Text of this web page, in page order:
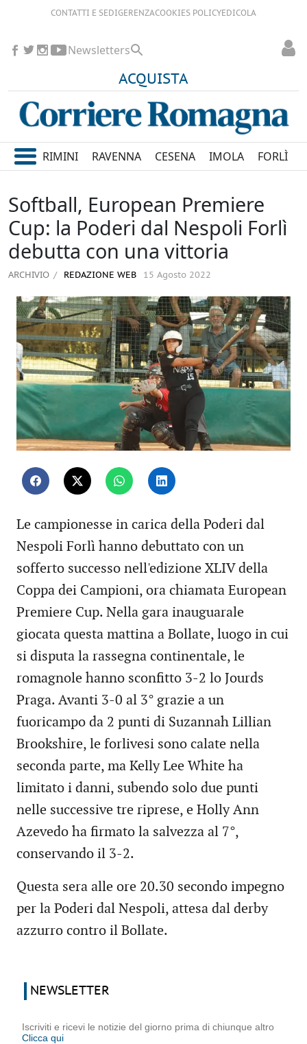
CONTATTI E SEDIGERENZACOOKIES POLICYEDICOLA
ACQUISTA
Newsletters
RIMINI RAVENNA CESENA IMOLA FORLÌ
Softball, European Premiere
Cup: la Poderi dal Nespoli Forlì
debutta con una vittoria
ARCHIVIO REDAZIONE WEB 15 Agosto 2022
Le campionesse in carica della Poderi dal
Nespoli Forlì hanno debuttato con un
sofferto successo nell'edizione XLIV della
Coppa dei Campioni, ora chiamata European
Premiere Cup. Nella gara inauguarale
giocata questa mattina a Bollate, luogo in cui
si disputa la rassegna continentale, le
romagnole hanno sconfitto 3-2 lo Jourds
Praga. Avanti 3-0 al 3° grazie a un
fuoricampo da 2 punti di Suzannah Lillian
Brookshire, le forlivesi sono calate nella
seconda parte, ma Kelly Lee White ha
limitato i danni, subendo solo due punti
nelle successive tre riprese, e Holly Ann
Azevedo ha firmato la salvezza al 7°,
conservando il 3-2.
Questa sera alle ore 20.30 secondo impegno
per la Poderi dal Nespoli, attesa dal derby
azzurro contro il Bollate.
NEWSLETTER
Iscriviti e ricevi le notizie del giorno prima di chiunque altro
Clicca qui